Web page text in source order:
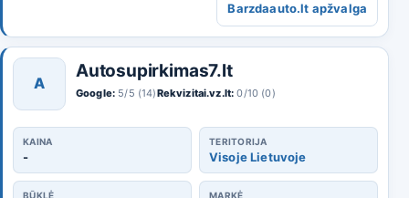
Barzdaauto.lt apžvalga
A
Autosupirkimas7.lt
Google: 5/5 (14)Rekvizitai.vz.lt: 0/10 (0)
KAINA
-
TERITORIJA
Visoje Lietuvoje
BŪKLĖ MARKĖ